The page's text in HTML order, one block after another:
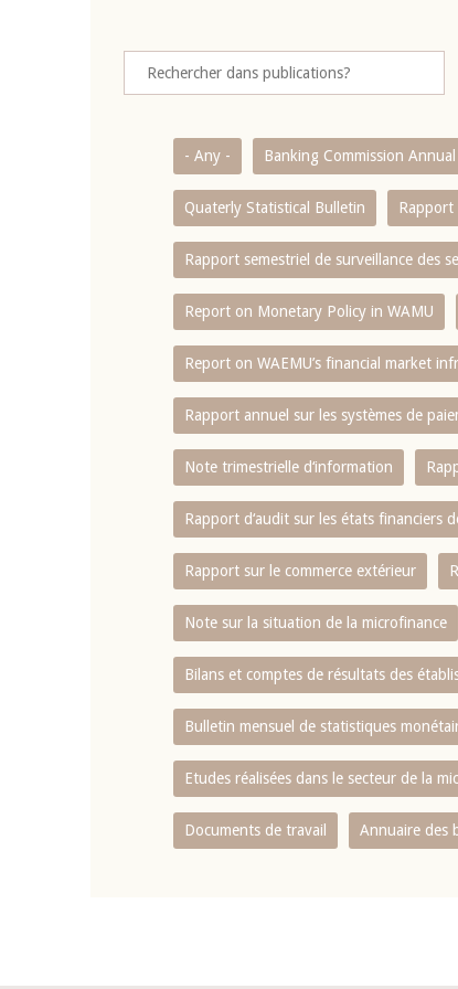
- Any - Banking Commission
Quaterly Statistical Bulletin Rapport
Rapport semestriel de surveillance des
Report on Monetary Policy in WAMU
Report on WAEMU’s financial market
Rapport annuel sur les systèmes de
Note trimestrielle d‘information
Rapport d‘audit sur les états financiers
Rapport sur le commerce extérieur
Note sur la situation de la microfinance
Bilans et comptes de résultats des
Bulletin mensuel de statistiques
Etudes réalisées dans le secteur de la
Documents de travail Annuaire des